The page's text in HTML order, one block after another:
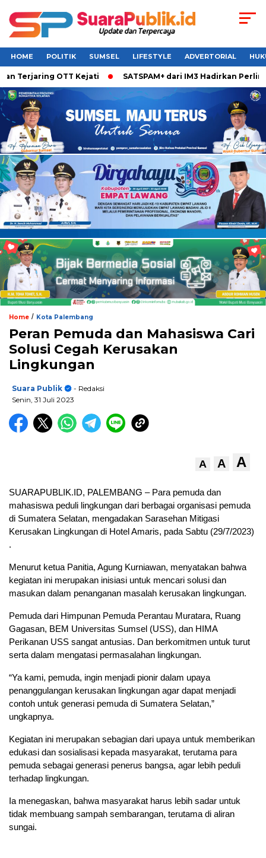
HOME POLITIK SUMSEL LIFESTYLE ADVERTORIAL
OTT Kejati SATSPAM+ dari IM3 Hadirkan
Home / Kota Palembang
Peran Pemuda dan Mahasiswa Cari
Solusi Cegah Kerusakan
Lingkungan
Suara Publik
- Redaksi
Senin, 31 Juli 2023
A A A
SUARAPUBLIK.ID, PALEMBANG – Para pemuda dan
mahasiswa peduli lingkungan dari berbagai organisasi pemuda
di Sumatera Selatan, mengadakan Sarasehan Mitigasi
Kerusakan Lingkungan di Hotel Amaris, pada Sabtu (29/7/2023)
.
Menurut ketua Panitia, Agung Kurniawan, menyatakan bahwa
kegiatan ini merupakan inisiasi untuk mencari solusi dan
masukan dalam penanganan masalah kerusakan lingkungan.
Pemuda dari Himpunan Pemuda Perantau Muratara, Ruang
Gagasan, BEM Universitas Sumsel (USS), dan HIMA
Perikanan USS sangat antusias. Dan berkomitmen untuk turut
serta dalam mengatasi permasalahan lingkungan.
“Ya kami, pemuda, ingin menjadi pionir dalam upaya
penanggulangan kerusakan lingkungan agar dapat menjadi
contoh untuk generasi pemuda di Sumatera Selatan,”
ungkapnya.
Kegiatan ini merupakan sebagian dari upaya untuk memberikan
edukasi dan sosialisasi kepada masyarakat, terutama para
pemuda sebagai generasi penerus bangsa, agar lebih peduli
terhadap lingkungan.
Ia menegaskan, bahwa masyarakat harus lebih sadar untuk
tidak membuang sampah sembarangan, terutama di aliran
sungai.